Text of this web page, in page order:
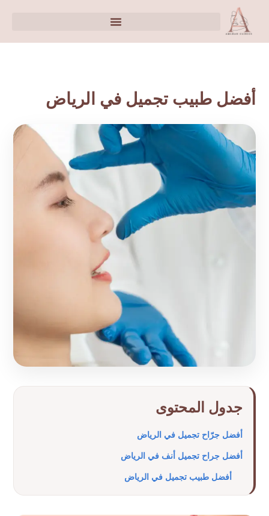
أفضل طبيب تجميل في الرياض
جدول المحتوى
أفضل جرّاح تجميل في الرياض
أفضل جراح تجميل أنف في الرياض
أفضل طبيب تجميل في الرياض